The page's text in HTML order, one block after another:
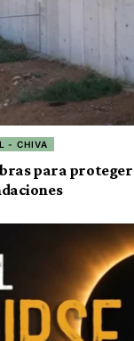
- CHIVA
para